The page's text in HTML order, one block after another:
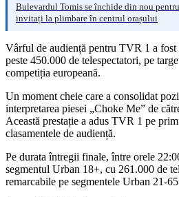
Bulevardul Tomis se închide din nou
invitați la plimbare în centrul orașului
Vârful de audiență pentru TVR 1 a fost
peste 450.000 de telespectatori, pe
competiția europeană.
Un moment cheie care a consolidat
interpretarea piesei „Choke Me” de
Această prestație a adus TVR 1 pe
clasamentele de audiență.
Pe durata întregii finale, între orele
segmentul Urban 18+, cu 261.000 de
remarcabile pe segmentele Urban 21-